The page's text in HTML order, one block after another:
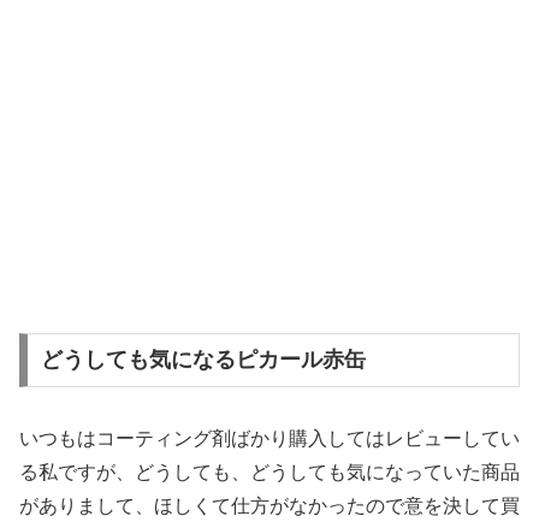
どうしても気になるピカール赤缶
いつもはコーティング剤ばかり購入してはレビューしてい
る私ですが、どうしても、どうしても気になっていた商品
がありまして、ほしくて仕方がなかったので意を決して買